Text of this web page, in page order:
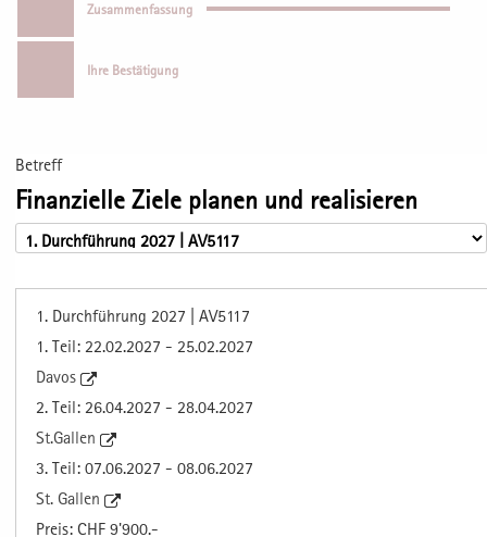
Zusammenfassung
Ihre Bestätigung
Betreff
Finanzielle Ziele planen und realisieren
1. Durchführung 2027 | AV5117
1. Teil: 22.02.2027 - 25.02.2027
Davos
2. Teil: 26.04.2027 - 28.04.2027
St.Gallen
3. Teil: 07.06.2027 - 08.06.2027
St. Gallen
Preis: CHF 9'900.-